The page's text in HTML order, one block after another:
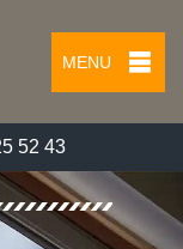
MENU
52 43